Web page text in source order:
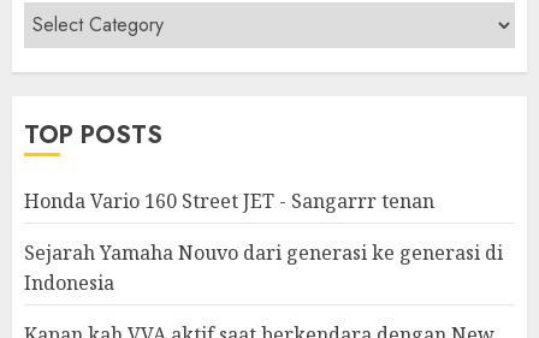
Berita
&
Modifikasi
TOP POSTS
Honda Vario 160 Street JET - Sangarrr tenan
Sejarah Yamaha Nouvo dari generasi ke generasi di
Indonesia